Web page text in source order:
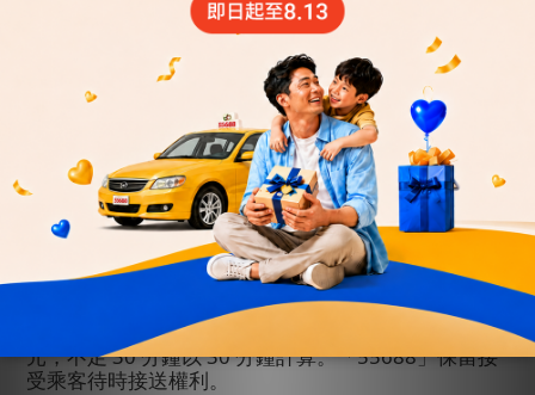
NT$ 350
元，乘客須於用車時間的
30分鐘內準時上車，若司機
於該用車時間抵達起算
分鐘且聯繫不上乘客後離
開，將視同已使用本次服務，收取車資100%金額。若
乘客需待時接送，需視司機行程允許，第
31分鐘起，
30分鐘酌收待時費NT$ 350元，不足 30分鐘以
分鐘計算。「55688」保留接受乘客待時接送權利。
「接機」超時費：每30分鐘酌收待時費 NT$ 350
元，預約時間為航班實際抵達時間者，司機於航班抵
達起算等候90分鐘，若司機於該班機抵達時間已等候
90分鐘且聯繫不上乘客，將視同已使用本次服務，收
金額。若乘客需待時接送，需視司機行程
分鐘起，每
NT$ 350
元，不足30分鐘以30分鐘計算。「55688」保留接
受乘客待時接送權利。